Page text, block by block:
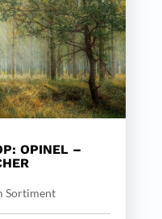
OPINEL –
Sortiment